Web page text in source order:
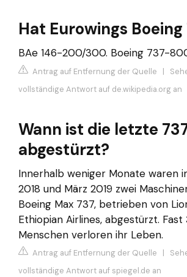
Hat Eurowings Boeing
BAe 146-200/300. Boeing 737-
Antrag auf Entfernung der Quelle |
vollständige Antwort auf de.wikipedia.org an
Wann ist die letzte
abgestürzt?
Innerhalb weniger Monate waren
2018 und März 2019 zwei
Boeing Max 737, betrieben von
Ethiopian Airlines, abgestürzt. Fast
Menschen verloren ihr Leben.
Antrag auf Entfernung der Quelle |
vollständige Antwort auf spiegel.de an